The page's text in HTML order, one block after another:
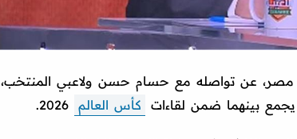
عن تواصله مع حسام حسن ولاعبي المنتخب،
يجمع بينهما ضمن لقاءات
كأس العالم